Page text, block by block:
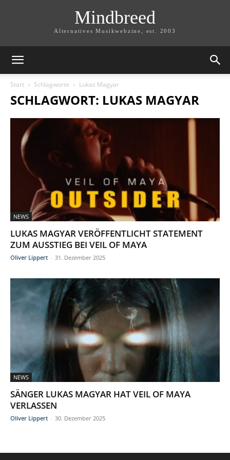
Mindbreed
Alternatives Musikwebzine, est. 2003
Start Schlagworte Lukas Magyar
SCHLAGWORT: LUKAS MAGYAR
NEWS
LUKAS MAGYAR VERÖFFENTLICHT STATEMENT
ZUM AUSSTIEG BEI VEIL OF MAYA
Oliver Lippert - 31. Dezember 2025
NEWS
SÄNGER LUKAS MAGYAR HAT VEIL OF MAYA
VERLASSEN
Oliver Lippert - 30. Dezember 2025